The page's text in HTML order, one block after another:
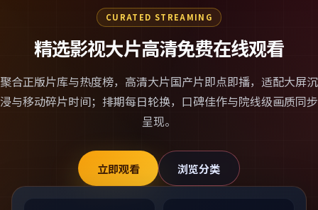
CURATED STREAMING
精选影视大片高清免费在线观看
聚合正版片库与热度榜， 高清大片国产片即点即播，适配大屏沉
浸与移动碎片时间；排期每日轮换，口碑佳作与院线级画质同步
呈现。
立即观看 浏览分类